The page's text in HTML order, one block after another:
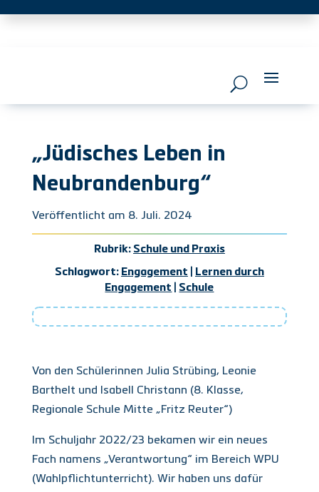
„Jüdisches Leben in
Neubrandenburg“
Veröffentlicht am 8. Juli. 2024
Rubrik: Schule und Praxis
Schlagwort: Engagement
Lernen durch
Engagement
Schule
Von den Schülerinnen Julia Strübing, Leonie
Barthelt und Isabell Christann (8. Klasse,
Regionale Schule Mitte „Fritz Reuter“)
Im Schuljahr 2022/23 bekamen wir ein neues
Fach namens „Verantwortung“ im Bereich WPU
(Wahlpflichtunterricht). Wir haben uns dafür